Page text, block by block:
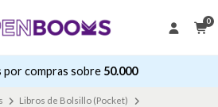
0
por compras sobre 50.000
Libros de Bolsillo (Pocket)